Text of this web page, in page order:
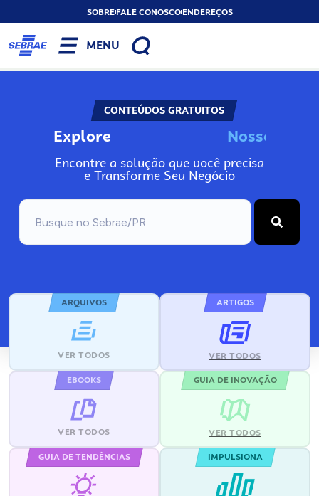
SOBREFALE CONOSCOENDEREÇOS
MENU
CONTEÚDOS GRATUITOS
Explore Nosso
Encontre a solução que você precisa
e Transforme Seu Negócio
ARQUIVOS
VER TODOS
ARTIGOS
VER TODOS
EBOOKS
VER TODOS
GUIA DE INOVAÇÃO
VER TODOS
GUIA DE TENDÊNCIAS IMPULSIONA